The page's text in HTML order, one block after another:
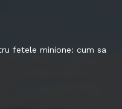
fetele minione: cum sa